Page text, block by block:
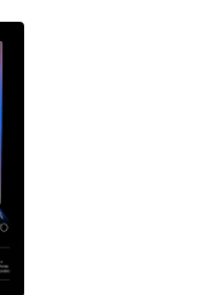
JULHO DE 2026 08H00
do RH
no
formas
sua autonomia